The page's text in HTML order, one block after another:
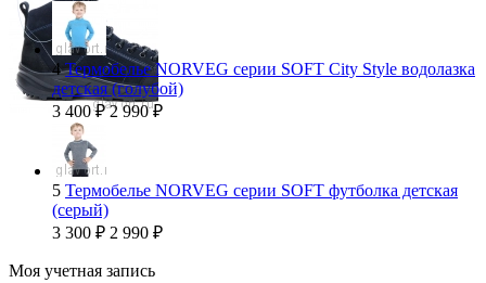
4 Термобелье NORVEG серии SOFT City Style водолазка
детская (голубой)
3 400 ₽ 2 990 ₽
5 Термобелье NORVEG серии SOFT футболка детская
(серый)
3 300 ₽ 2 990 ₽
Моя учетная запись